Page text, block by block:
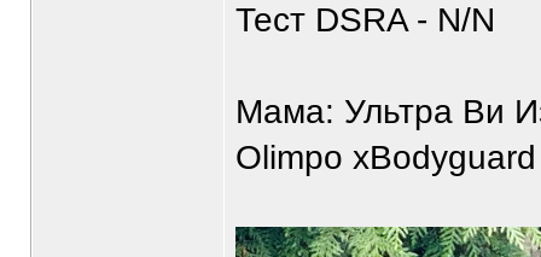
Тест DSRA - N/N
Мама: Ультра Ви
Olimpo